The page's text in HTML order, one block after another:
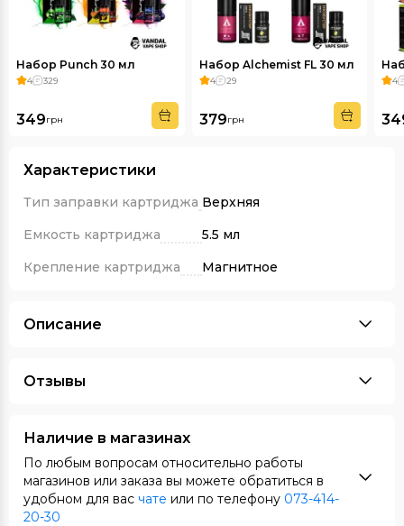
Набор Punch 30 мл
4 329
349грн
Набор Alchemist FL 30 мл
4 29
379грн
4
Характеристики
Тип заправки картриджа Верхняя
Емкость картриджа
5.5 мл
Крепление картриджа
Магнитное
Описание
Отзывы
Наличие в магазинах
По любым вопросам относительно работы
магазинов или заказа вы можете обратиться в
удобном для вас чате или по телефону 073-414-
20-30